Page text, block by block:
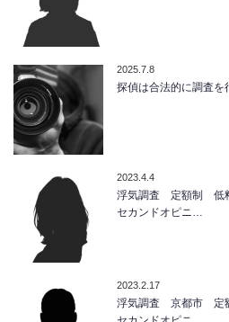
2025.7.8
探偵は合法的に調査を
2023.4.4
浮気調査 定額制 低
セカンドオピニ…
2023.2.17
浮気調査 京都市 定